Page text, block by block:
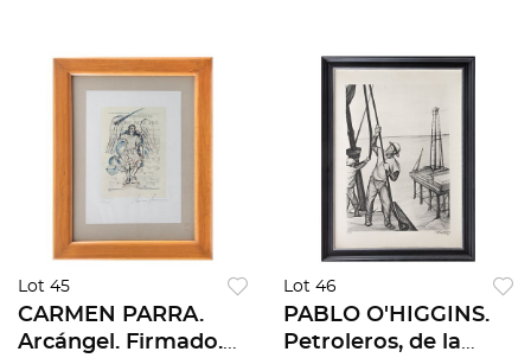
Lot 45
CARMEN PARRA.
Arcángel. Firmado.
Lot 46
PABLO O'HIGGINS.
Petroleros, de la